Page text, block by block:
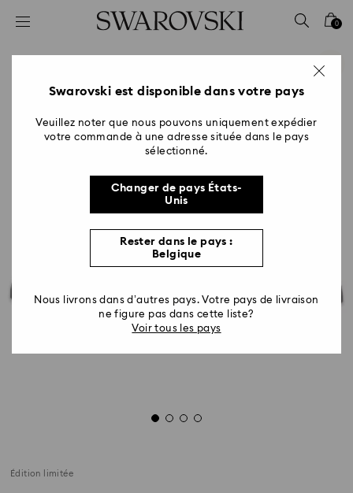
Accesskeys list
2 - Footer
0
Édition limitée
Swarovski est disponible dans votre pays
Veuillez noter que nous pouvons uniquement expédier
votre commande à une adresse située dans le pays
sélectionné.
Changer de pays États-
Unis
Rester dans le pays :
Belgique
Nous livrons dans d’autres pays. Votre pays de livraison
ne figure pas dans cette liste?
Voir tous les pays